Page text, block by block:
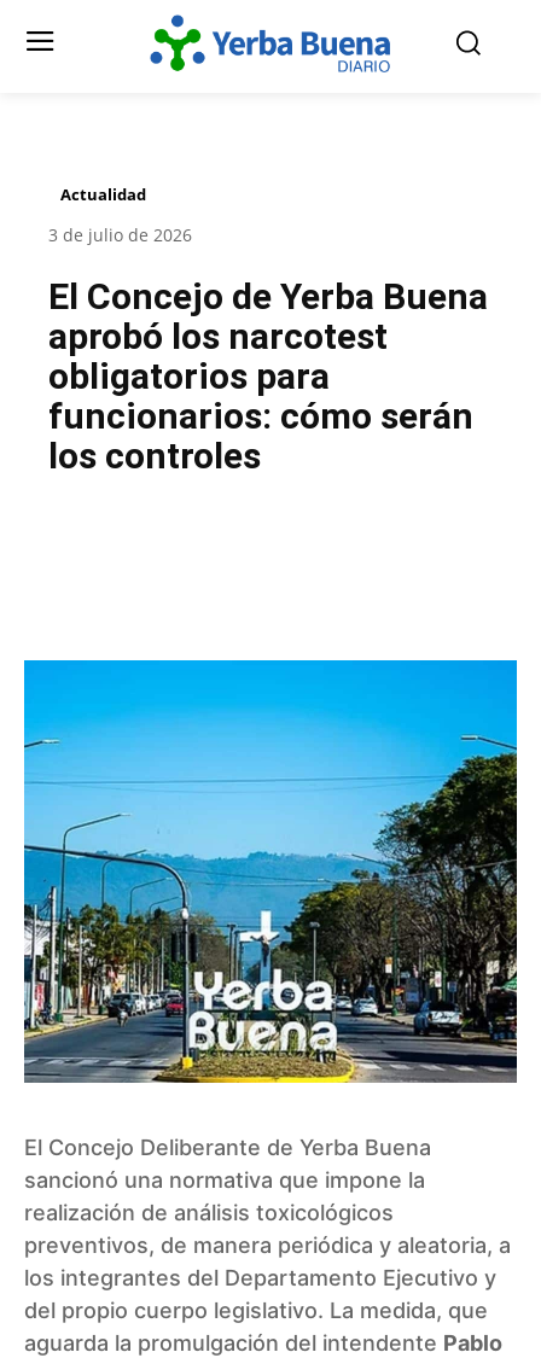
Actualidad
3 de julio de 2026
El Concejo de Yerba Buena
aprobó los narcotest
obligatorios para
funcionarios: cómo serán
los controles
El Concejo Deliberante de Yerba Buena
sancionó una normativa que impone la
realización de análisis toxicológicos
preventivos, de manera periódica y aleatoria, a
los integrantes del Departamento Ejecutivo y
del propio cuerpo legislativo. La medida, que
aguarda la promulgación del intendente Pablo